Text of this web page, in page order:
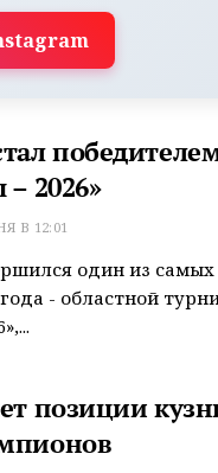
2026»
В 12:01
один из
- областной турнир
позиции